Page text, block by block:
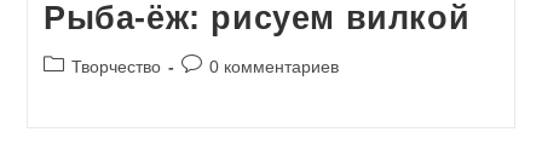
Рыба-ёж: рисуем вилкой
Рубрика
Творчество
Комментарии
0 комментариев